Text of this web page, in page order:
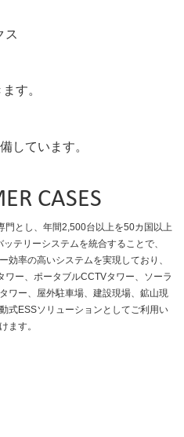
ス
す。
しています。
CASES
門とし、年間2,500台以上を50カ国以上
テリーシステムを統合することで、
効率の高いシステムを実現しており、
ー、ポータブルCCTVタワー、ソーラ
ワー、屋外駐車場、建設現場、鉱山現
式ESS​​ソリューションとしてご利用い
ます。